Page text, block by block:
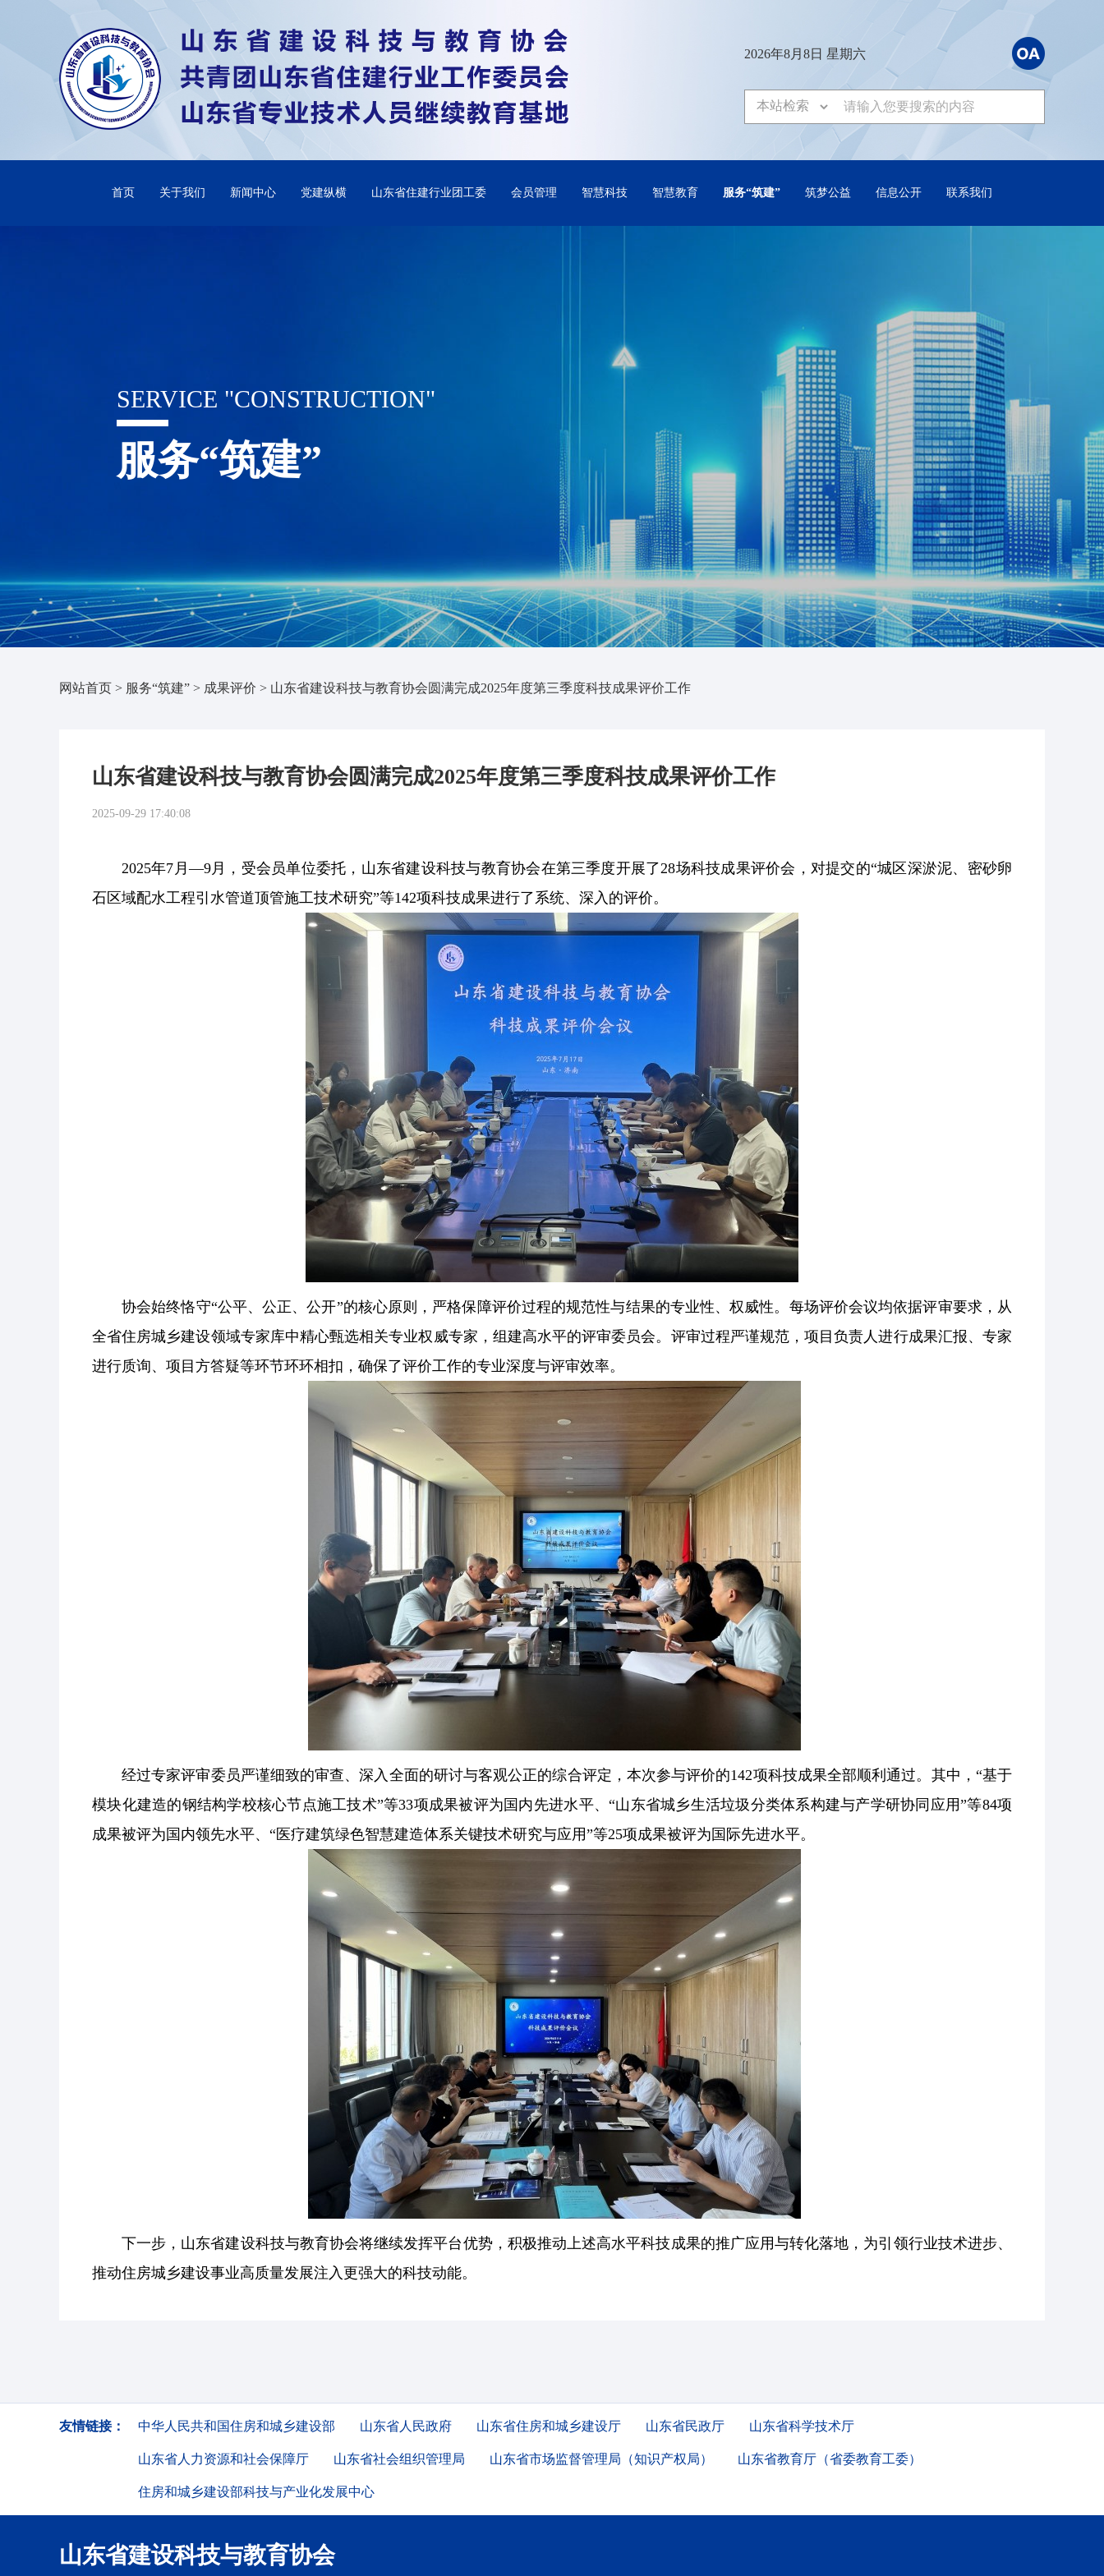
2026年8月8日 星期六
首页 关于我们 新闻中心 党建纵横 山东省住建行业团工委 会员管理 智慧科技 智慧教育 服务“筑建” 筑梦公益 信息公开 联系我们
SERVICE "CONSTRUCTION"
服务“筑建”
网站首页 > 服务“筑建” > 成果评价 > 山东省建设科技与教育协会圆满完成2025年度第三季度科技成果评价工作
山东省建设科技与教育协会圆满完成2025年度第三季度科技成果评价工作
2025-09-29 17:40:08
2025年7月—9月，受会员单位委托，山东省建设科技与教育协会在第三季度开展了28场科技成果评价会，对提交的“城区深淤泥、密砂卵
石区域配水工程引水管道顶管施工技术研究”等142项科技成果进行了系统、深入的评价。
协会始终恪守“公平、公正、公开”的核心原则，严格保障评价过程的规范性与结果的专业性、权威性。每场评价会议均依据评审要求，从
全省住房城乡建设领域专家库中精心甄选相关专业权威专家，组建高水平的评审委员会。评审过程严谨规范，项目负责人进行成果汇报、专家
进行质询、项目方答疑等环节环环相扣，确保了评价工作的专业深度与评审效率。
经过专家评审委员严谨细致的审查、深入全面的研讨与客观公正的综合评定，本次参与评价的142项科技成果全部顺利通过。其中，“基于
模块化建造的钢结构学校核心节点施工技术”等33项成果被评为国内先进水平、“山东省城乡生活垃圾分类体系构建与产学研协同应用”等84项
成果被评为国内领先水平、“医疗建筑绿色智慧建造体系关键技术研究与应用”等25项成果被评为国际先进水平。
下一步，山东省建设科技与教育协会将继续发挥平台优势，积极推动上述高水平科技成果的推广应用与转化落地，为引领行业技术进步、
推动住房城乡建设事业高质量发展注入更强大的科技动能。
友情链接： 中华人民共和国住房和城乡建设部 山东省人民政府 山东省住房和城乡建设厅 山东省民政厅 山东省科学技术厅
山东省人力资源和社会保障厅 山东省社会组织管理局 山东省市场监督管理局（知识产权局） 山东省教育厅（省委教育工委）
住房和城乡建设部科技与产业化发展中心
山东省建设科技与教育协会